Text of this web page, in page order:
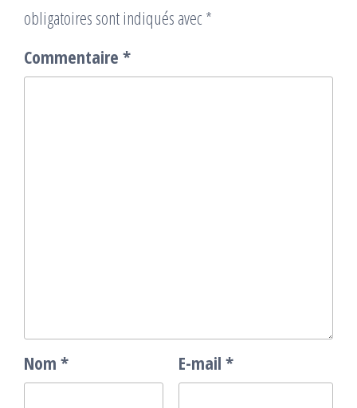
obligatoires sont indiqués avec *
Commentaire *
Nom * E-mail *